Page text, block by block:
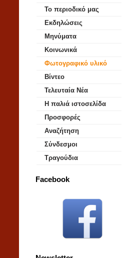
Το περιοδικό μας
Εκδηλώσεις
Μηνύματα
Κοινωνικά
Φωτογραφικό υλικό
Βίντεο
Τελευταία Νέα
Η παλιά ιστοσελίδα
Προσφορές
Αναζήτηση
Σύνδεσμοι
Τραγούδια
Facebook